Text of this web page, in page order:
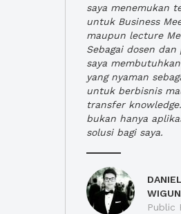
saya menemukan
untuk Business
maupun lecture
Sebagai dosen dan
saya
yang nyaman
untuk berbisnis
transfer knowledge.
bukan hanya
solusi bagi saya.
DANIEL
Public